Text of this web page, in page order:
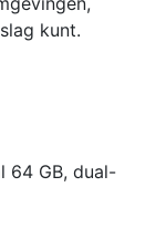
kunt.
64 GB, dual-